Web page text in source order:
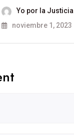
Yo por la Justicia
noviembre 1, 2023